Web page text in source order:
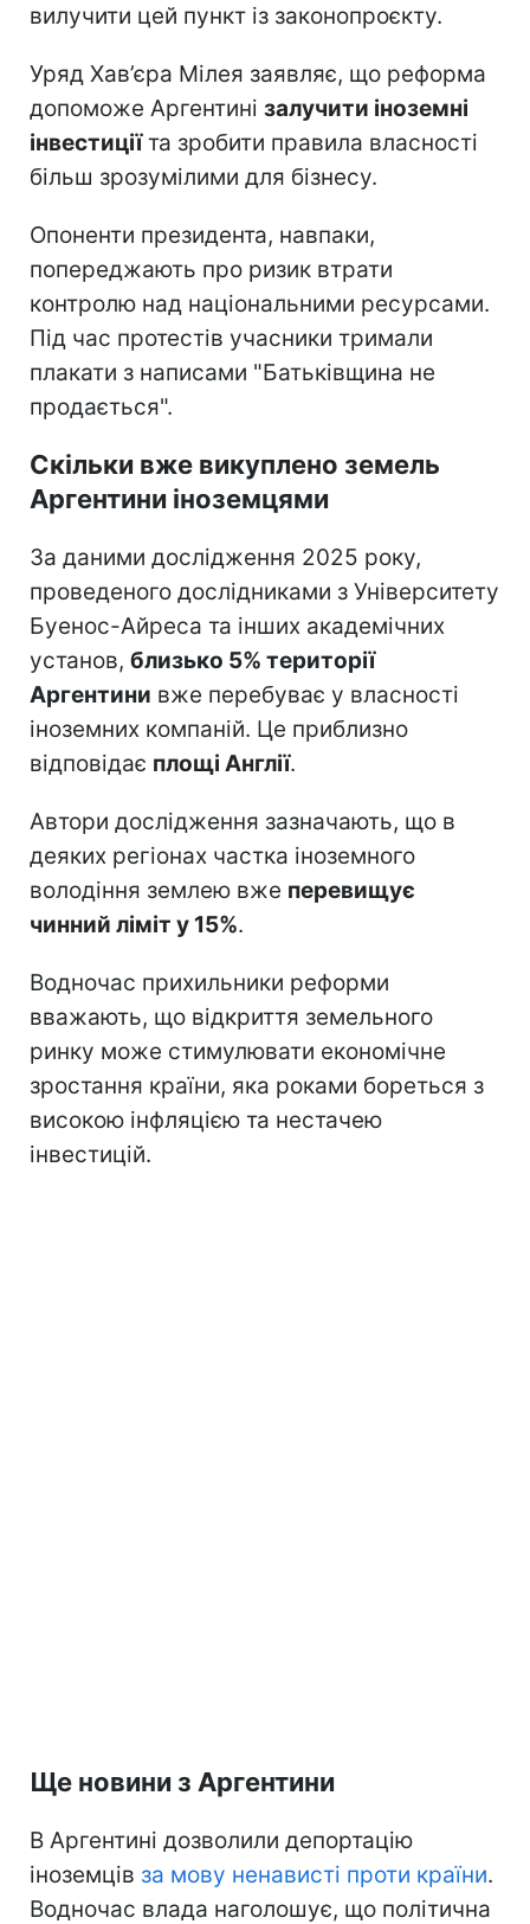
вилучити цей пункт із законопроєкту.
Уряд Хав’єра Мілея заявляє, що реформа
допоможе Аргентині залучити іноземні
інвестиціїта зробити правила власності
більш зрозумілими для бізнесу.
Опоненти президента, навпаки,
попереджають про ризик втрати
контролю над національними ресурсами.
Під час протестів учасники тримали
плакати з написами "Батьківщина не
продається".
Скільки вже викуплено земель
Аргентини іноземцями
За даними дослідження 2025 року,
проведеного дослідниками з Університету
Буенос-Айреса та інших академічних
установ, близько 5% території
Аргентини вже перебуває у власності
іноземних компаній. Це приблизно
відповідає площі Англії.
Автори дослідження зазначають, що в
деяких регіонах частка іноземного
володіння землею вже перевищує
чинний ліміт у 15%.
Водночас прихильники реформи
вважають, що відкриття земельного
ринку може стимулювати економічне
зростання країни, яка роками бореться з
високою інфляцією та нестачею
інвестицій.
Ще новини з Аргентини
В Аргентині дозволили депортацію
іноземців за мову ненависті проти країни.
Водночас влада наголошує, що політична